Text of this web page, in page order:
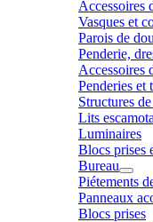
Accessoires
Vasques et
Parois de
Penderie,
Accessoires
Penderies et
Structures
Lits
Luminaires
Blocs prises
Bureau
Piétements
Panneaux
Blocs prises